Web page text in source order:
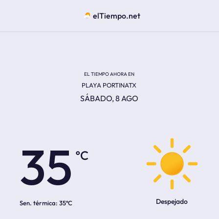
elTiempo.net
EL TIEMPO AHORA EN
PLAYA PORTINATX
SÁBADO, 8 AGO
35
Sen. térmica: 35ºC Despejado